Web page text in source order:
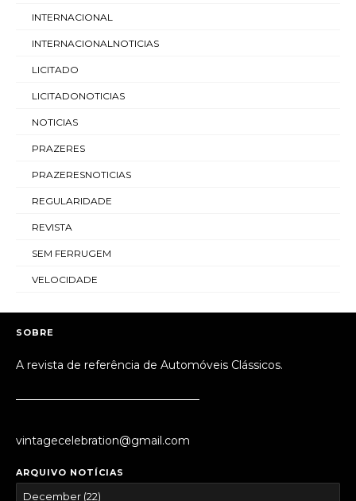
INTERNACIONAL
INTERNACIONALNOTICIAS
LICITADO
LICITADONOTICIAS
NOTICIAS
PRAZERES
PRAZERESNOTICIAS
REGULARIDADE
REVISTA
SEM FERRUGEM
VELOCIDADE
SOBRE
A revista de referência de Automóveis Clássicos.
vintagecelebration@gmail.com
ARQUIVO NOTÍCIAS